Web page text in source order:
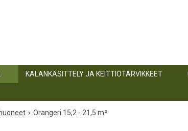
KALANKÄSITTELY JA KEITTIÖTARVIKKEET
Orangeri 15,2 - 21,5 m²